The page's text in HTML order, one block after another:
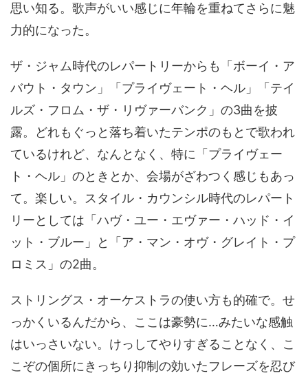
思い知る。歌声がいい感じに年輪を重ねてさらに魅
力的になった。
ザ・ジャム時代のレパートリーからも「ボーイ・ア
バウト・タウン」「プライヴェート・ヘル」「テイ
ルズ・フロム・ザ・リヴァーバンク」の3曲を披
露。どれもぐっと落ち着いたテンポのもとで歌われ
ているけれど、なんとなく、特に「プライヴェー
ト・ヘル」のときとか、会場がざわつく感じもあっ
て。楽しい。スタイル・カウンシル時代のレパート
リーとしては「ハヴ・ユー・エヴァー・ハッド・イ
ット・ブルー」と「ア・マン・オヴ・グレイト・プ
ロミス」の2曲。
ストリングス・オーケストラの使い方も的確で。せ
っかくいるんだから、ここは豪勢に…みたいな感触
はいっさいない。けっしてやりすぎることなく、こ
こぞの個所にきっちり抑制の効いたフレーズを忍び